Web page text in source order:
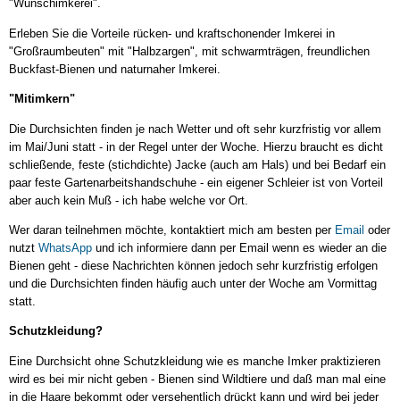
"Wunschimkerei".
Erleben Sie die Vorteile rücken- und kraftschonender Imkerei in
"Großraumbeuten" mit "Halbzargen", mit schwarmträgen, freundlichen
Buckfast-Bienen und naturnaher Imkerei.
"Mitimkern"
Die Durchsichten finden je nach Wetter und oft sehr kurzfristig vor allem
im Mai/Juni statt - in der Regel unter der Woche. Hierzu braucht es dicht
schließende, feste (stichdichte) Jacke (auch am Hals) und bei Bedarf ein
paar feste Gartenarbeitshandschuhe - ein eigener Schleier ist von Vorteil
aber auch kein Muß - ich habe welche vor Ort.
Wer daran teilnehmen möchte, kontaktiert mich am besten per Email oder
nutzt WhatsApp und ich informiere dann per Email wenn es wieder an die
Bienen geht - diese Nachrichten können jedoch sehr kurzfristig erfolgen
und die Durchsichten finden häufig auch unter der Woche am Vormittag
statt.
Schutzkleidung?
Eine Durchsicht ohne Schutzkleidung wie es manche Imker praktizieren
wird es bei mir nicht geben - Bienen sind Wildtiere und daß man mal eine
in die Haare bekommt oder versehentlich drückt kann und wird bei jeder